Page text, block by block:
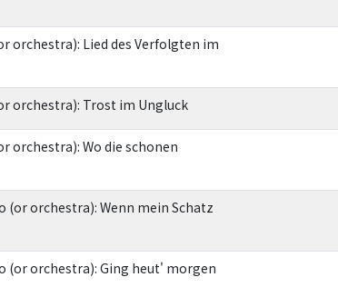
orchestra): Lied des Verfolgten im
orchestra): Trost im Ungluck
orchestra): Wo die schonen
(or orchestra): Wenn mein Schatz
(or orchestra): Ging heut' morgen